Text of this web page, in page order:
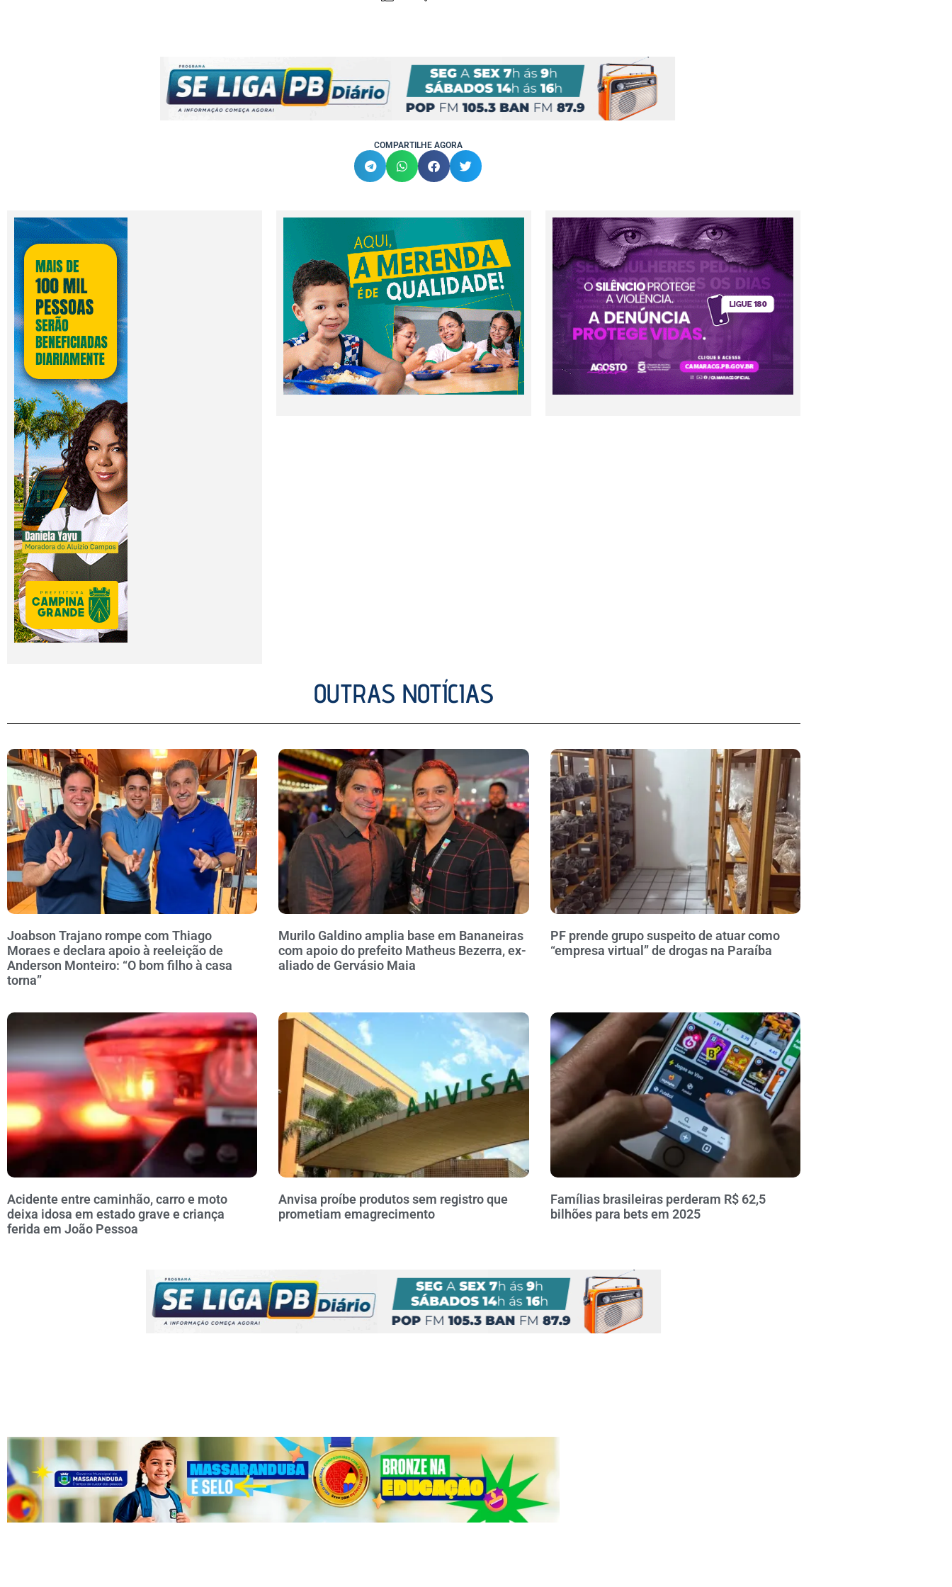
COMPARTILHE AGORA
OUTRAS NOTÍCIAS
Joabson Trajano rompe com Thiago
Moraes e declara apoio à reeleição de
Anderson Monteiro: “O bom filho à casa
torna”
Murilo Galdino amplia base em Bananeiras
com apoio do prefeito Matheus Bezerra, ex-
aliado de Gervásio Maia
PF prende grupo suspeito de atuar como
“empresa virtual” de drogas na Paraíba
Acidente entre caminhão, carro e moto
deixa idosa em estado grave e criança
ferida em João Pessoa
Anvisa proíbe produtos sem registro que
prometiam emagrecimento
Famílias brasileiras perderam R$ 62,5
bilhões para bets em 2025